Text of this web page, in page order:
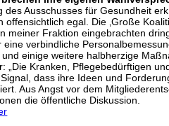
des Ausschusses für Gesundheit
offensichtlich egal. Die ‚Große
meiner Fraktion eingebrachten
eine verbindliche
einige weitere halbherzige
„Die Kranken, Pflegebedürftigen
dass ihre Ideen und
Aus Angst vor dem
die öffentliche Diskussion.